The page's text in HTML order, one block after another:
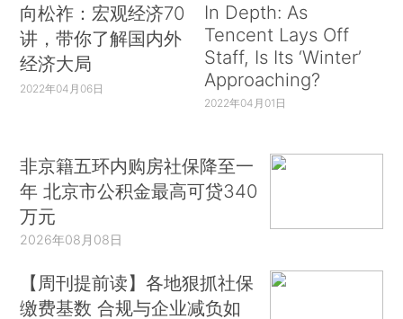
向松祚：宏观经济70
讲，带你了解国内外
经济大局
2022年04月06日
In Depth: As
Tencent Lays Off
Staff, Is Its ‘Winter’
Approaching?
2022年04月01日
非京籍五环内购房社保降至一
年 北京市公积金最高可贷340
万元
2026年08月08日
【周刊提前读】各地狠抓社保
缴费基数 合规与企业减负如